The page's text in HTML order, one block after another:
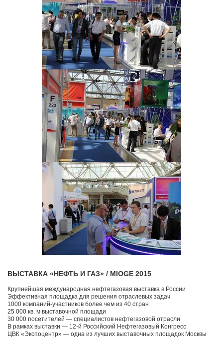
ВЫСТАВКА «НЕФТЬ И ГАЗ» / MIOGE 2015
Крупнейшая международная нефтегазовая выставка в России
Эффективная площадка для решения отраслевых задач
1000 компаний-участников более чем из 40 стран
25 000 кв. м выставочной площади
30 000 посетителей — специалистов нефтегазовой отрасли
В рамках выставки — 12-й Российский Нефтегазовый Конгресс
ЦВК «Экспоцентр» — одна из лучших выставочных площадок Москвы